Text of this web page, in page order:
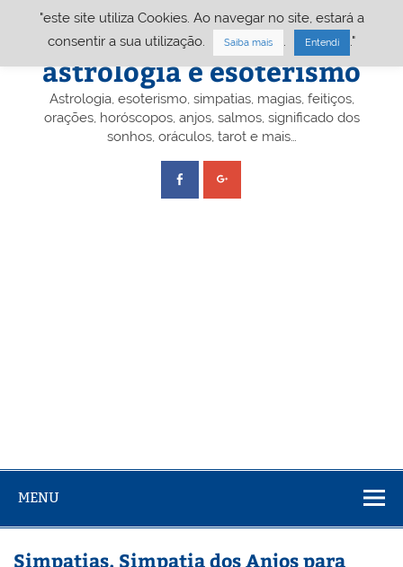
Portal A&E – Portal
astrologia e esoterismo
Astrologia, esoterismo, simpatias, magias, feitiços,
orações, horóscopos, anjos, salmos, significado dos
sonhos, oráculos, tarot e mais…
MENU
Simpatias, Simpatia dos Anjos para
"este site utiliza Cookies. Ao navegar no site, estará a
consentir a sua utilização.
Saiba mais Entendi ."